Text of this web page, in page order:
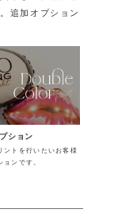
追加オプション
ション
ントを行いたいお客様
ンです。